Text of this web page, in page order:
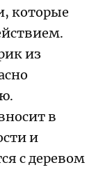
которые
из
в
и
с деревом